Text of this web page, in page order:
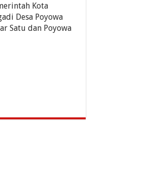
Kota
Desa Poyowa
Satu dan Poyowa